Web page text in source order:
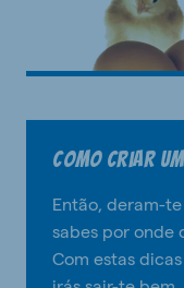
Como criar
Então, deram-
sabes por onde
Com estas